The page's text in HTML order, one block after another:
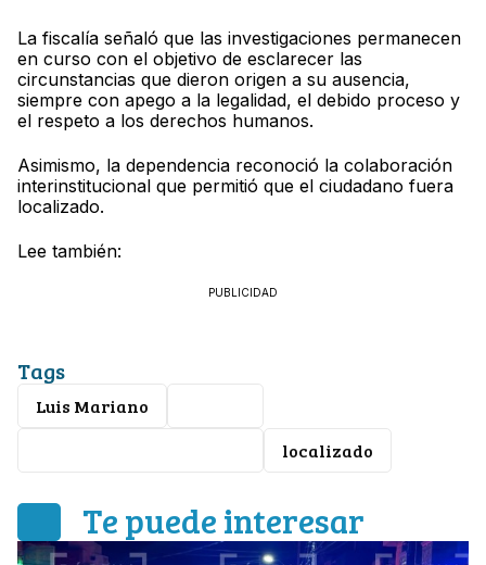
La fiscalía señaló que las investigaciones permanecen
en curso con el objetivo de esclarecer las
circunstancias que dieron origen a su ausencia,
siempre con apego a la legalidad, el debido proceso y
el respeto a los derechos humanos.
Asimismo, la dependencia reconoció la colaboración
interinstitucional que permitió que el ciudadano fuera
localizado.
Lee también:
PUBLICIDAD
Tags
Luis Mariano
localizado
Te puede interesar